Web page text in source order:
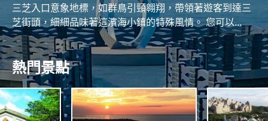
三芝入口意象地標，如群鳥引頸翱翔，帶領著遊客到達三
芝街頭，細細品味著這濱海小鎮的特殊風情。 您可以...
熱門景點